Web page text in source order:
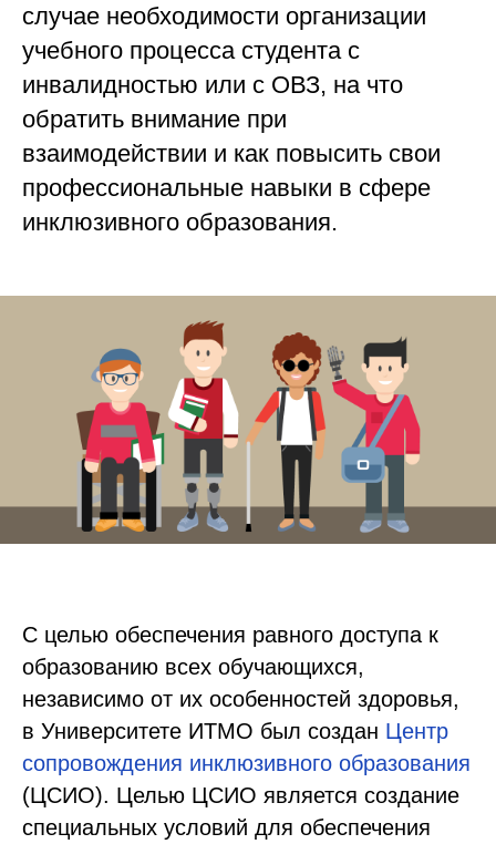
случае необходимости организации
учебного процесса студента с
инвалидностью или с ОВЗ, на что
обратить внимание при
взаимодействии и как повысить свои
профессиональные навыки в сфере
инклюзивного образования.
С целью обеспечения равного доступа к
образованию всех обучающихся,
независимо от их особенностей здоровья,
в Университете ИТМО был создан Центр
сопровождения инклюзивного образования
(ЦСИО). Целью ЦСИО является создание
специальных условий для обеспечения